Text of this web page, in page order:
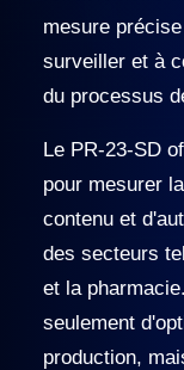
mesure
surveiller et à
du processus
Le PR-23-SD
pour mesurer
contenu et
des secteurs
et la
seulement
production,